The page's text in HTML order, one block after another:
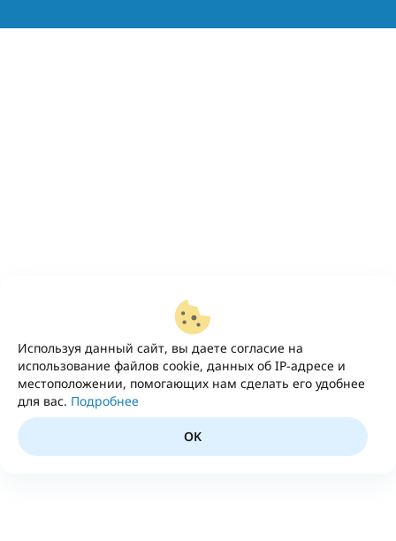
Используя данный сайт, вы даете согласие на
использование файлов cookie, данных об IP-адресе и
местоположении, помогающих нам сделать его удобнее
для вас. Подробнее
OK